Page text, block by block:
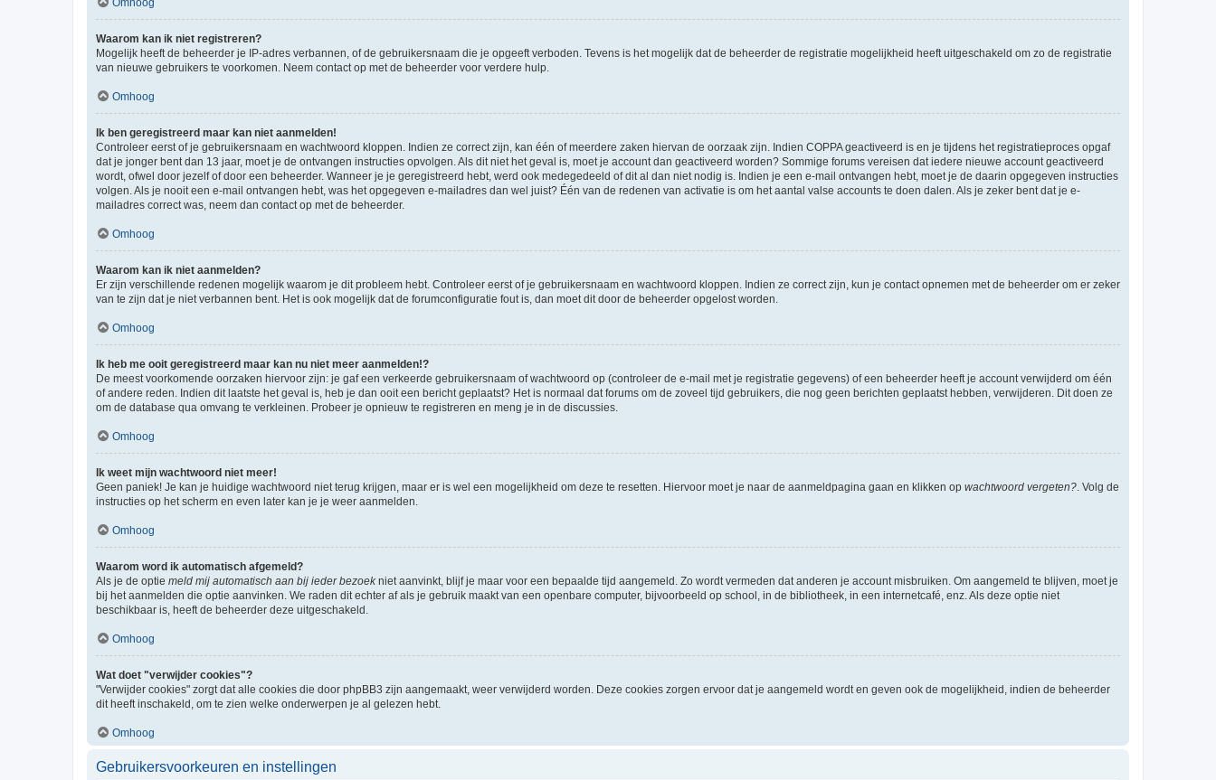
Waarom kan ik niet registreren?
Mogelijk heeft de beheerder je IP-adres verbannen, of de gebruikersnaam die je opgeeft verboden. Tevens is het mogelijk dat de beheerder de registratie mogelijkheid heeft uitgeschakeld om zo de registratie
van nieuwe gebruikers te voorkomen. Neem contact op met de beheerder voor verdere hulp.
Omhoog
Ik ben geregistreerd maar kan niet aanmelden!
Controleer eerst of je gebruikersnaam en wachtwoord kloppen. Indien ze correct zijn, kan één of meerdere zaken hiervan de oorzaak zijn. Indien COPPA geactiveerd is en je tijdens het registratieproces opgaf
dat je jonger bent dan 13 jaar, moet je de ontvangen instructies opvolgen. Als dit niet het geval is, moet je account dan geactiveerd worden? Sommige forums vereisen dat iedere nieuwe account geactiveerd
wordt, ofwel door jezelf of door een beheerder. Wanneer je je geregistreerd hebt, werd ook medegedeeld of dit al dan niet nodig is. Indien je een e-mail ontvangen hebt, moet je de daarin opgegeven instructies
volgen. Als je nooit een e-mail ontvangen hebt, was het opgegeven e-mailadres dan wel juist? Één van de redenen van activatie is om het aantal valse accounts te doen dalen. Als je zeker bent dat je e-
mailadres correct was, neem dan contact op met de beheerder.
Omhoog
Waarom kan ik niet aanmelden?
Er zijn verschillende redenen mogelijk waarom je dit probleem hebt. Controleer eerst of je gebruikersnaam en wachtwoord kloppen. Indien ze correct zijn, kun je contact opnemen met de beheerder om er zeker
van te zijn dat je niet verbannen bent. Het is ook mogelijk dat de forumconfiguratie fout is, dan moet dit door de beheerder opgelost worden.
Omhoog
Ik heb me ooit geregistreerd maar kan nu niet meer aanmelden!?
De meest voorkomende oorzaken hiervoor zijn: je gaf een verkeerde gebruikersnaam of wachtwoord op (controleer de e-mail met je registratie gegevens) of een beheerder heeft je account verwijderd om één
of andere reden. Indien dit laatste het geval is, heb je dan ooit een bericht geplaatst? Het is normaal dat forums om de zoveel tijd gebruikers, die nog geen berichten geplaatst hebben, verwijderen. Dit doen ze
om de database qua omvang te verkleinen. Probeer je opnieuw te registreren en meng je in de discussies.
Omhoog
Ik weet mijn wachtwoord niet meer!
Geen paniek! Je kan je huidige wachtwoord niet terug krijgen, maar er is wel een mogelijkheid om deze te resetten. Hiervoor moet je naar de aanmeldpagina gaan en klikken op wachtwoord vergeten? . Volg de
instructies op het scherm en even later kan je je weer aanmelden.
Omhoog
Waarom word ik automatisch afgemeld?
Als je de optie meld mij automatisch aan bij ieder bezoekniet aanvinkt, blijf je maar voor een bepaalde tijd aangemeld. Zo wordt vermeden dat anderen je account misbruiken. Om aangemeld te blijven, moet je
bij het aanmelden die optie aanvinken. We raden dit echter af als je gebruik maakt van een openbare computer, bijvoorbeeld op school, in de bibliotheek, in een internetcafé, enz. Als deze optie niet
beschikbaar is, heeft de beheerder deze uitgeschakeld.
Omhoog
Wat doet "verwijder cookies"?
"Verwijder cookies" zorgt dat alle cookies die door phpBB3 zijn aangemaakt, weer verwijderd worden. Deze cookies zorgen ervoor dat je aangemeld wordt en geven ook de mogelijkheid, indien de beheerder
dit heeft inschakeld, om te zien welke onderwerpen je al gelezen hebt.
Omhoog
Gebruikersvoorkeuren en instellingen